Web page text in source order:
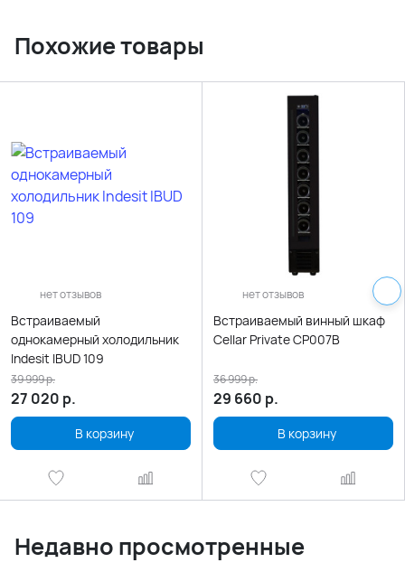
Похожие товары
нет отзывов
Встраиваемый
однокамерный холодильник
Indesit IBUD 109
27 020 р.
39 999р.
В корзину
нет отзывов
Встраиваемый винный шкаф
Cellar Private CP007B
29 660 р.
36 999р.
В корзину
Недавно просмотренные